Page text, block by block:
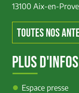
13100 Aix-en-
TOUTES NOS
PLUS D'INFOS
Espace presse